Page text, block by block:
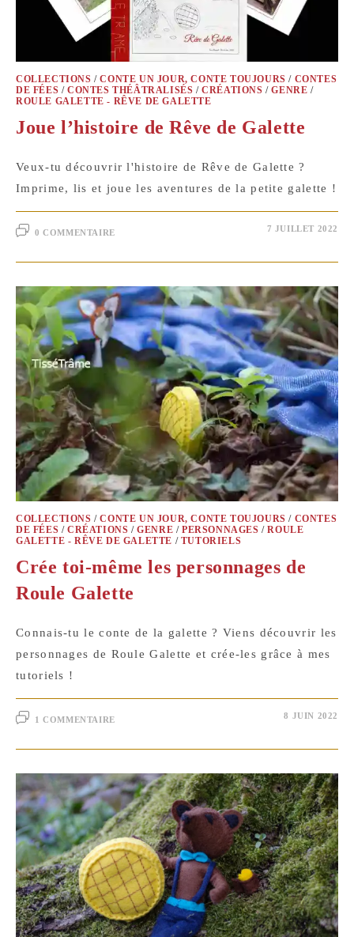
COLLECTIONS /CONTE UN JOUR, CONTE TOUJOURS / CONTES
DE FÉES /CONTES THÉÂTRALISÉS /CRÉATIONS /GENRE /
ROULE GALETTE - RÊVE DE GALETTE
Joue l’histoire de Rêve de Galette
Veux-tu découvrir l'histoire de Rêve de Galette ?
Imprime, lis et joue les aventures de la petite galette !
0 COMMENTAIRE 7 JUILLET 2022
COLLECTIONS /CONTE UN JOUR, CONTE TOUJOURS / CONTES
DE FÉES /CRÉATIONS /GENRE /PERSONNAGES /ROULE
GALETTE - RÊVE DE GALETTE / TUTORIELS
Crée toi-même les personnages de
Roule Galette
Connais-tu le conte de la galette ? Viens découvrir les
personnages de Roule Galette et crée-les grâce à mes
tutoriels !
1 COMMENTAIRE 8 JUIN 2022